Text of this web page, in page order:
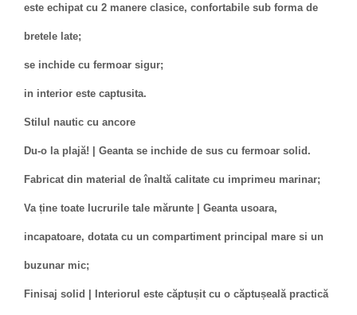
este echipat cu 2 manere clasice, confortabile sub forma de
bretele late;
se inchide cu fermoar sigur;
in interior este captusita.
Stilul nautic cu ancore
Du-o la plajă! | Geanta se inchide de sus cu fermoar solid.
Fabricat din material de înaltă calitate cu imprimeu marinar;
Va ține toate lucrurile tale mărunte | Geanta usoara,
incapatoare, dotata cu un compartiment principal mare si un
buzunar mic;
Finisaj solid | Interiorul este căptușit cu o căptușeală practică